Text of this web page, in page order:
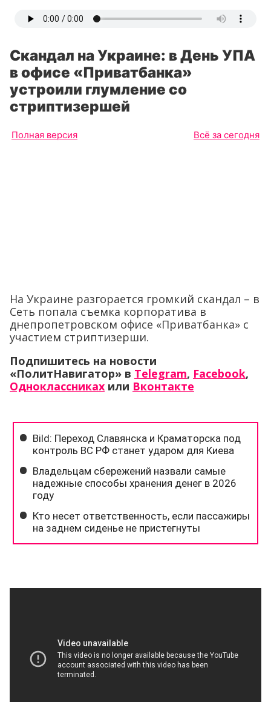
Скандал на Украине: в День УПА
в офисе «Приватбанка»
устроили глумление со
стриптизершей
Полная версия Всё за сегодня
На Украине разгорается громкий скандал – в
Сеть попала съемка корпоратива в
днепропетровском офисе «Приватбанка» с
участием стриптизерши.
Подпишитесь на новости
«ПолитНавигатор» в Telegram, Facebook,
Одноклассниках или Вконтакте